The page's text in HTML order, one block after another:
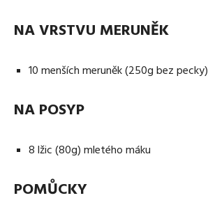
NA VRSTVU MERUNĚK
10 menších meruněk (250g bez pecky)
NA POSYP
8 lžic (80g) mletého máku
POMŮCKY